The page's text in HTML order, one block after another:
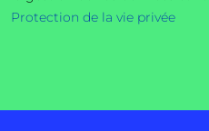
Protection de la vie privée